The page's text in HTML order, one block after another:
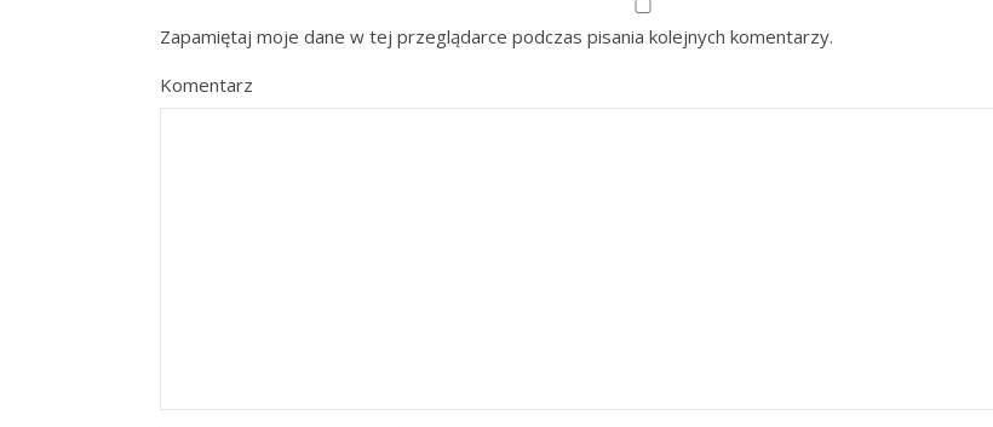
Zapamiętaj moje dane w tej przeglądarce podczas pisania kolejnych komentarzy.
Komentarz